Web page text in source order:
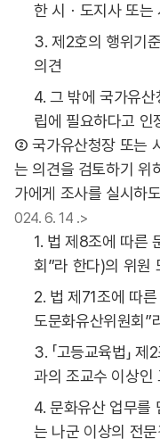
한 시ㆍ도지사 또는
3. 제2호의 행위기
의견
4. 그 밖에 국가유
립에 필요하다고 인
② 국가유산청장 또는
는 의견을 검토하기 위
가에게 조사를 실시하
024. 6. 14 .>
1. 법 제8조에 따른
회”라 한다)의 위원
2. 법 제71조에 따
도문화유산위원회”
3. 「고등교육법」
과의 조교수 이상인
4. 문화유산 업무를
는 나군 이상의 전